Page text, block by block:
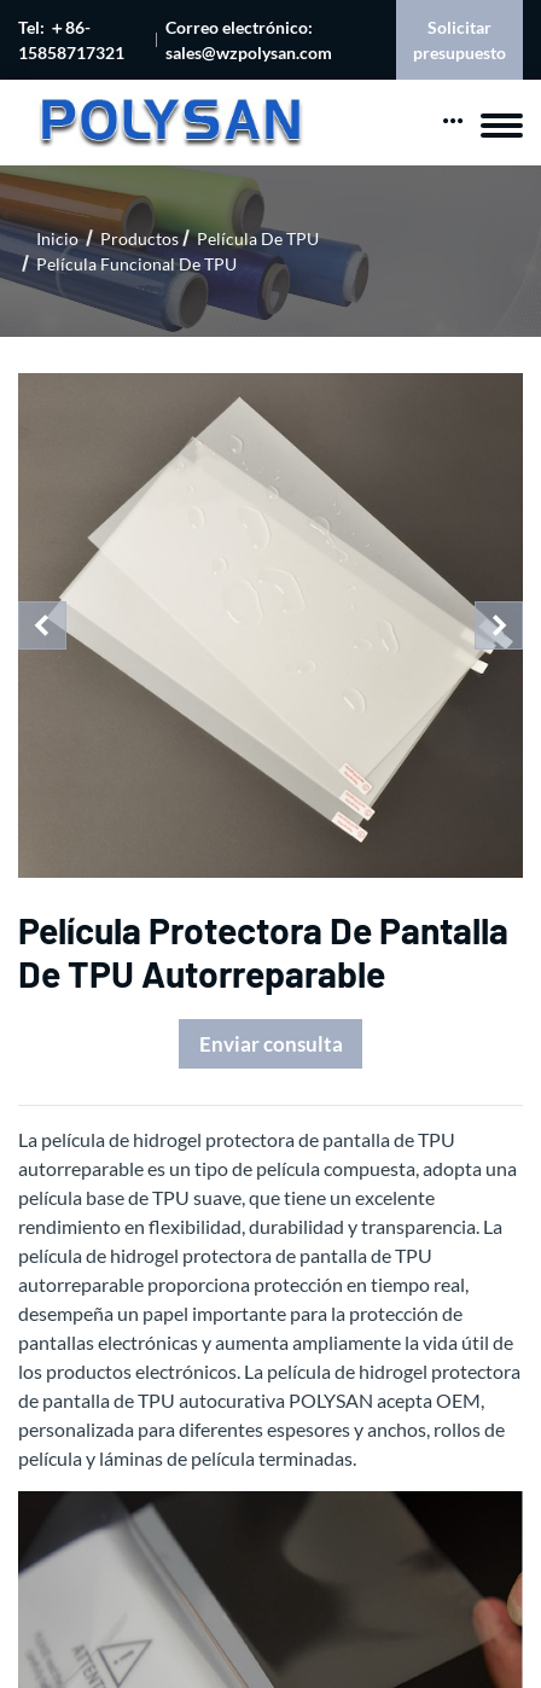
Tel: ＋86-
15858717321
Correo electrónico:
sales@wzpolysan.com
Solicitar
presupuesto
Inicio Productos
Película De TPU
Película Funcional De TPU
Película Protectora De Pantalla
De TPU Autorreparable
Enviar consulta
La película de hidrogel protectora de pantalla de TPU
autorreparable es un tipo de película compuesta, adopta una
película base de TPU suave, que tiene un excelente
rendimiento en flexibilidad, durabilidad y transparencia. La
película de hidrogel protectora de pantalla de TPU
autorreparable proporciona protección en tiempo real,
desempeña un papel importante para la protección de
pantallas electrónicas y aumenta ampliamente la vida útil de
los productos electrónicos. La película de hidrogel protectora
de pantalla de TPU autocurativa POLYSAN acepta OEM,
personalizada para diferentes espesores y anchos, rollos de
película y láminas de película terminadas.